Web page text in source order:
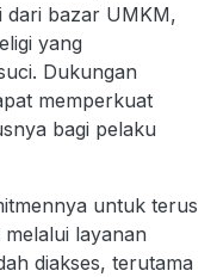
dari bazar UMKM,
yang
Dukungan
memperkuat
bagi pelaku
untuk terus
layanan
diakses, terutama